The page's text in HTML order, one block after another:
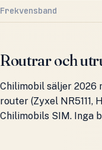
Frekvensband
Routrar och
Chilimobil säljer 2026
router (Zyxel NR5111,
Chilimobils SIM. Inga